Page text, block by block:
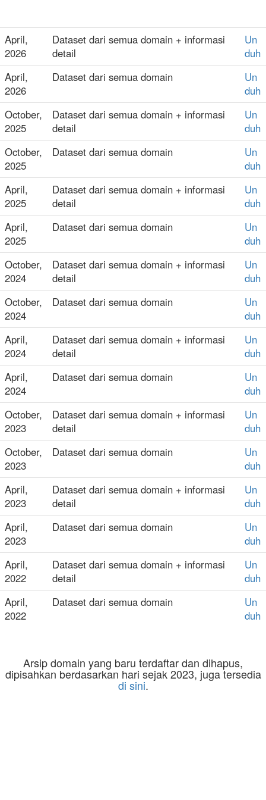
April,
2026
Dataset dari semua domain + informasi
detail
Un
duh
April,
2026
Dataset dari semua domain
Un
duh
October,
2025
Dataset dari semua domain + informasi
detail
Un
duh
October,
2025
Dataset dari semua domain
Un
duh
April,
2025
Dataset dari semua domain + informasi
detail
Un
duh
April,
2025
Dataset dari semua domain
Un
duh
October,
2024
Dataset dari semua domain + informasi
detail
Un
duh
October,
2024
Dataset dari semua domain
Un
duh
April,
2024
Dataset dari semua domain + informasi
detail
Un
duh
April,
2024
Dataset dari semua domain
Un
duh
October,
2023
Dataset dari semua domain + informasi
detail
Un
duh
October,
2023
Dataset dari semua domain
Un
duh
April,
2023
Dataset dari semua domain + informasi
detail
Un
duh
April,
2023
Dataset dari semua domain
Un
duh
April,
2022
Dataset dari semua domain + informasi
detail
Un
duh
April,
2022
Dataset dari semua domain
Un
duh
Arsip domain yang baru terdaftar dan dihapus,
dipisahkan berdasarkan hari sejak 2023, juga tersedia
di sini.